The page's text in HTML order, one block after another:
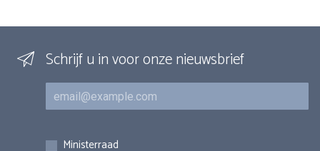
Schrijf u in voor onze nieuwsbrief
E-mail
Inschrijvingen
Ministerraad